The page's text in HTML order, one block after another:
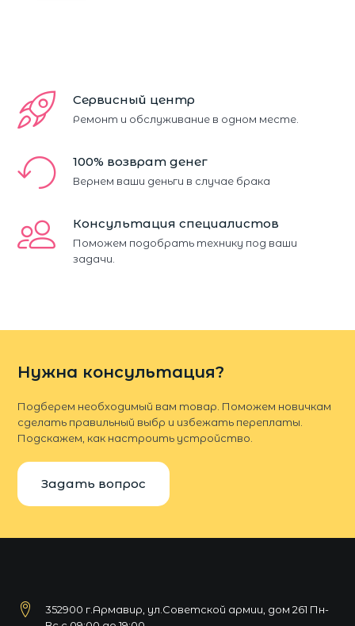
Сервисный центр
Ремонт и обслуживание в одном месте.
100% возврат денег
Вернем ваши деньги в случае брака
Консультация специалистов
Поможем подобрать технику под ваши
задачи.
Нужна консультация?
Подберем необходимый вам товар. Поможем новичкам
сделать правильный выбр и избежать переплаты.
Подскажем, как настроить устройство.
Задать вопрос
352900 г.Армавир, ул.Советской армии, дом 261 Пн-